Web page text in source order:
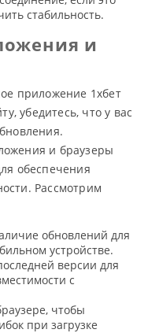
стабильность.
и
приложение 1хбет
убедитесь, что у вас
и браузеры
обеспечения
Рассмотрим
обновлений для
устройстве.
версии для
с
чтобы
при загрузке